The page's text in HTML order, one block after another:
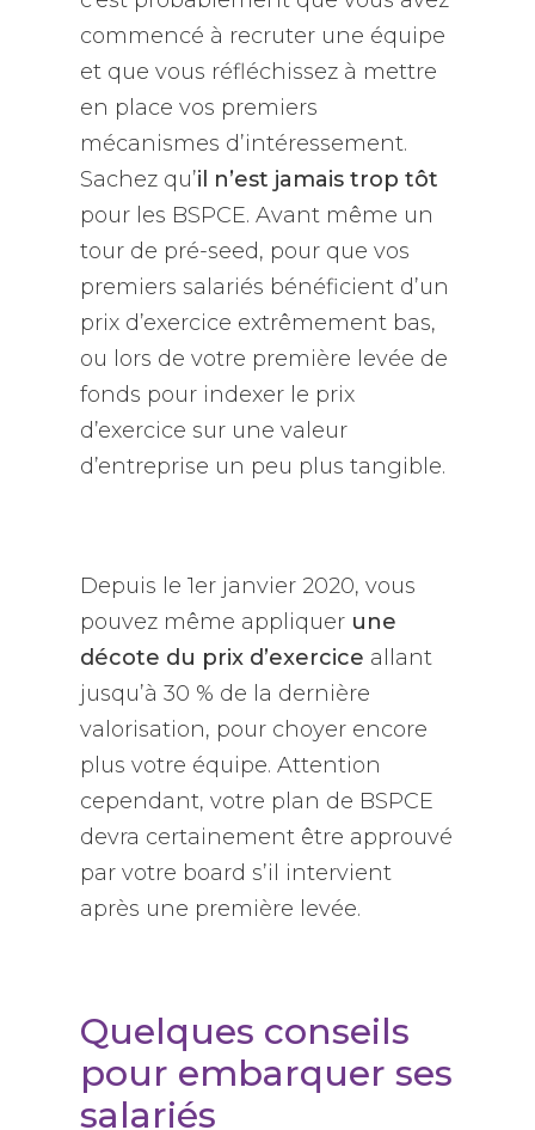
commencé à recruter une équipe
et que vous réfléchissez à mettre
en place vos premiers
mécanismes d’intéressement.
Sachez qu’il n’est jamais trop tôt
pour les BSPCE. Avant même un
tour de pré-seed, pour que vos
premiers salariés bénéficient d’un
prix d’exercice extrêmement bas,
ou lors de votre première levée de
fonds pour indexer le prix
d’exercice sur une valeur
d’entreprise un peu plus tangible.
Depuis le 1er janvier 2020, vous
pouvez même appliquer une
décote du prix d’exercice allant
jusqu’à 30 % de la dernière
valorisation, pour choyer encore
plus votre équipe. Attention
cependant, votre plan de BSPCE
devra certainement être approuvé
par votre board s’il intervient
après une première levée.
Quelques conseils
pour embarquer ses
salariés